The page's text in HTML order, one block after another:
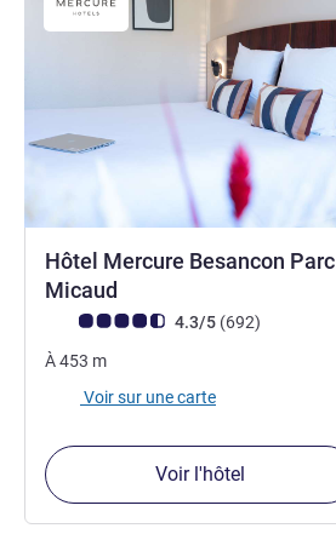
Hôtel Mercure Besancon Parc
Micaud
Note Avis clients (Note ALL)
4.3/5 (692avis
)
À453 m
Voir sur une carte
Voir l'hôtel